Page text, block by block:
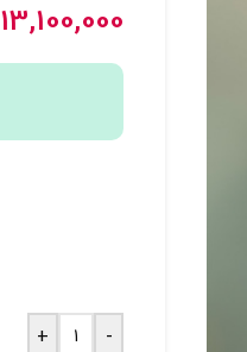
13,100,000
-
+